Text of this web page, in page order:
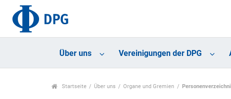
Über uns Vereinigungen der DPG
Startseite Über uns Organe und Gremien